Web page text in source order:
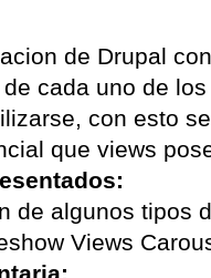
de Drupal
cada uno de
con esto
que views
de algunos tipos
Views